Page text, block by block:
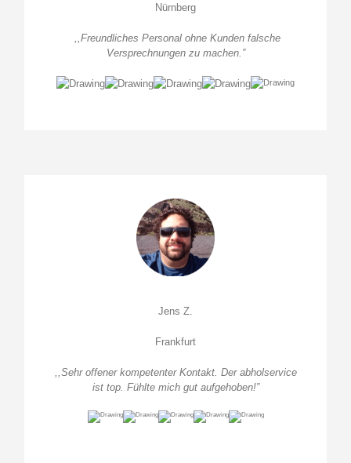
Nürnberg
,,Freundliches Personal ohne Kunden falsche
Versprechnungen zu machen.”
Jens Z.
Frankfurt
,,Sehr offener kompetenter Kontakt. Der abholservice
ist top. Fühlte mich gut aufgehoben!”